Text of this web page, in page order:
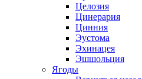
Целозия
Цинерария
Цинния
Эустома
Эхинацея
Эшшольция
Ягоды